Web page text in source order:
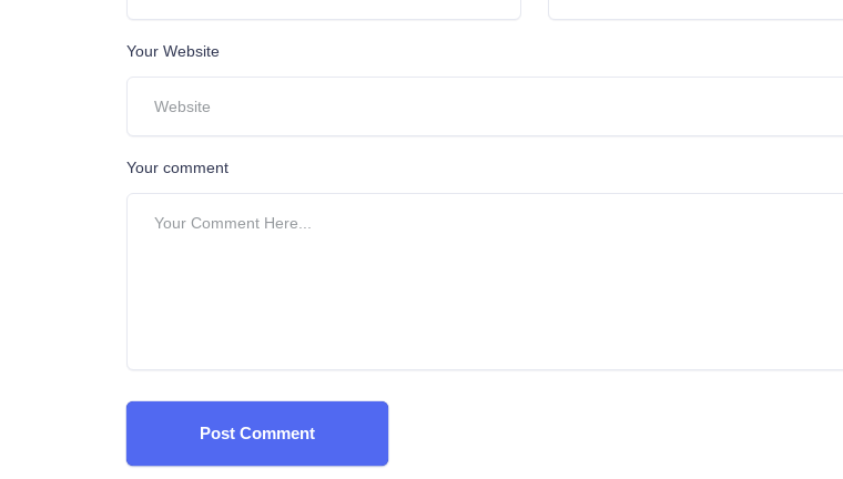
Your Website
Your comment
Post Comment